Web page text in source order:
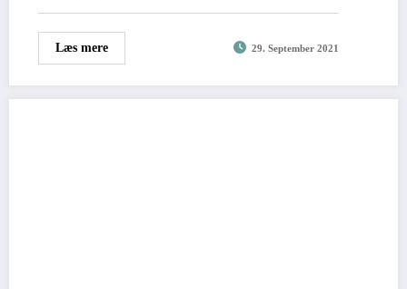
Læs mere 29. September 2021